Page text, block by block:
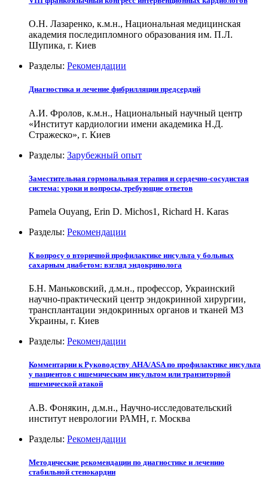
О.Н. Лазаренко, к.м.н., Национальная медицинская
академия последипломного образования им. П.Л.
Шупика, г. Киев
Разделы: Рекомендации
Диагностика и лечение фибрилляции предсердий
А.И. Фролов, к.м.н., Национальный научный центр
«Институт кардиологии имени академика Н.Д.
Стражеско», г. Киев
Разделы: Зарубежный опыт
Заместительная гормональная терапия и сердечно-сосудистая
система: уроки и вопросы, требующие ответов
Pamela Ouyang, Erin D. Michos1, Richard H. Karas
Разделы: Рекомендации
К вопросу о вторичной профилактике инсульта у больных
сахарным диабетом: взгляд эндокринолога
Б.Н. Маньковский, д.м.н., профессор, Украинский
научно-практический центр эндокринной хирургии,
трансплантации эндокринных органов и тканей МЗ
Украины, г. Киев
Разделы: Рекомендации
Комментарии к Руководству AHA/ASA по профилактике инсульта
у пациентов с ишемическим инсультом или транзиторной
ишемической атакой
А.В. Фонякин, д.м.н., Научно-исследовательский
институт неврологии РАМН, г. Москва
Разделы: Рекомендации
Методические рекомендации по диагностике и лечению
стабильной стенокардии